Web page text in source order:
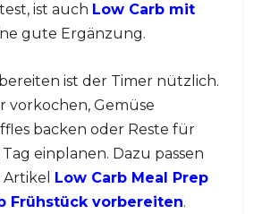
ist auch Low Carb mit
gute Ergänzung.
ist der Timer nützlich.
vorkochen, Gemüse
backen oder Reste für
einplanen. Dazu passen
Low Carb Meal Prep
Frühstück vorbereiten.